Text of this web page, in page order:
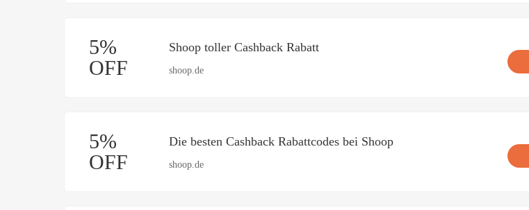
5%
OFF
Shoop toller Cashback Rabatt
shoop.de
5%
OFF
Die besten Cashback Rabattcodes bei Shoop
shoop.de